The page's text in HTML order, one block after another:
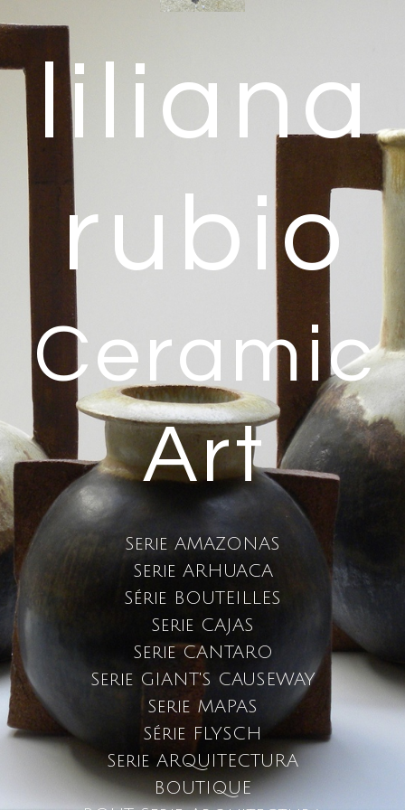
liliana
rubio
Ceramic
Art
Serie AMAZONAS
Serie ARHUACA
Série BOUTEILLES
Serie CAJAS
Serie CANTARO
Serie GIANT'S CAUSEWAY
Serie MAPAS
Série FLYSCH
Serie ARQUITECTURA
BOUTIQUE